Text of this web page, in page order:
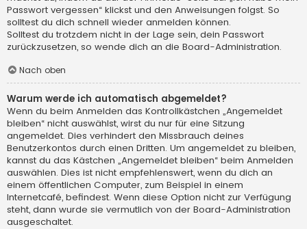
Passwort vergessen“ klickst und den Anweisungen folgst. So
solltest du dich schnell wieder anmelden können.
Solltest du trotzdem nicht in der Lage sein, dein Passwort
zurückzusetzen, so wende dich an die Board-Administration.
Nach oben
Warum werde ich automatisch abgemeldet?
Wenn du beim Anmelden das Kontrollkästchen „Angemeldet
bleiben“ nicht auswählst, wirst du nur für eine Sitzung
angemeldet. Dies verhindert den Missbrauch deines
Benutzerkontos durch einen Dritten. Um angemeldet zu bleiben,
kannst du das Kästchen „Angemeldet bleiben“ beim Anmelden
auswählen. Dies ist nicht empfehlenswert, wenn du dich an
einem öffentlichen Computer, zum Beispiel in einem
Internetcafé, befindest. Wenn diese Option nicht zur Verfügung
steht, dann wurde sie vermutlich von der Board-Administration
ausgeschaltet.